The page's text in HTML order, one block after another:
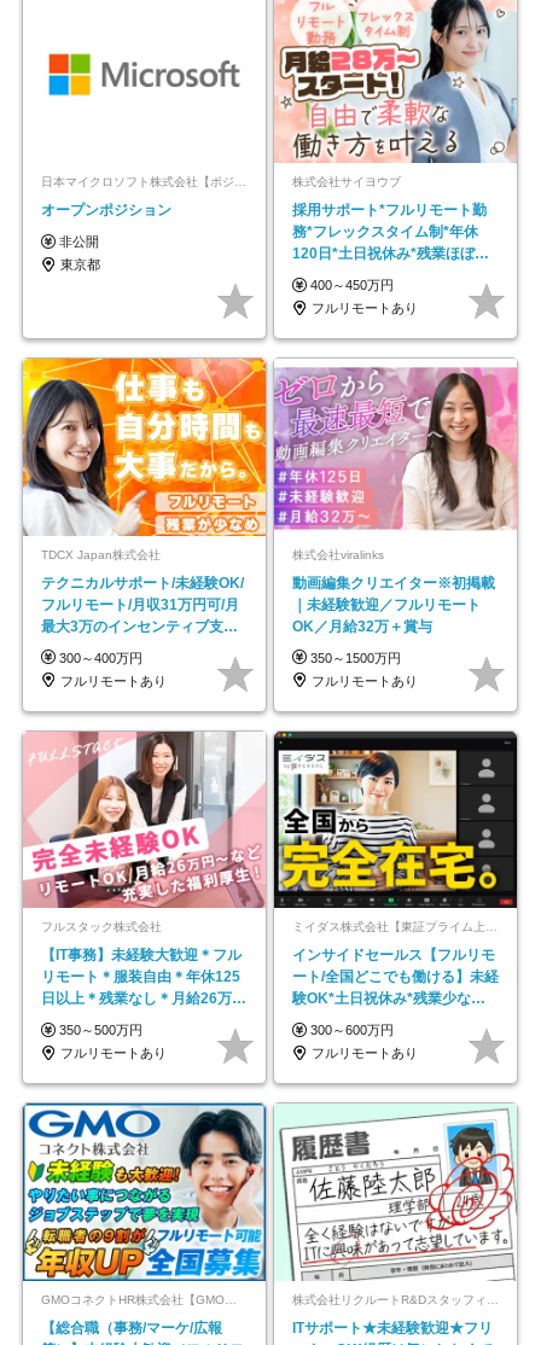
日本マイクロソフト株式会社【ポジションマッチ登録】
オープンポジション
非公開
東京都
株式会社サイヨウブ
採用サポート*フルリモート勤
務*フレックスタイム制*年休
120日*土日祝休み*残業ほぼな
し*育児中社員8割以上
400～450万円
フルリモートあり
TDCX Japan株式会社
テクニカルサポート/未経験OK/
フルリモート/月収31万円可/月
最大3万のインセンティブ支給/
平均年齢33歳
300～400万円
フルリモートあり
株式会社viralinks
動画編集クリエイター※初掲載
｜未経験歓迎／フルリモート
OK／月給32万＋賞与
350～1500万円
フルリモートあり
フルスタック株式会社
【IT事務】未経験大歓迎＊フル
リモート＊服装自由＊年休125
日以上＊残業なし＊月給26万円
以上
350～500万円
フルリモートあり
ミイダス株式会社【東証プライム上場パーソルグループ】
インサイドセールス【フルリモ
ート/全国どこでも働ける】未経
験OK*土日祝休み*残業少なめ*
在宅勤務手当あり
300～600万円
フルリモートあり
GMOコネクトHR株式会社【GMOインターネットグループ】
【総合職（事務/マーケ/広報
ITサポート★未経験歓迎★フリ